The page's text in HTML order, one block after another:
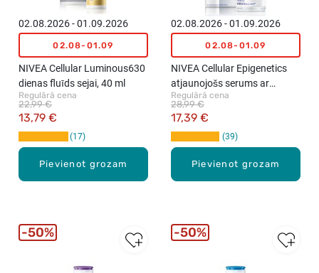
Pievienot grozam
02.08.2026 - 01.09.2026
02.08-01.09
NIVEA Cellular Luminous630
dienas fluīds sejai, 40 ml
Regulārā cena
13,79 €
22,99 €
17
Pievienot grozam
02.08.2026 - 01.09.2026
02.08-01.09
NIVEA Cellular Epigenetics
atjaunojošs serums ar
Epicelline, 30ml
Regulārā cena
17,39 €
28,99 €
39
50% 50%